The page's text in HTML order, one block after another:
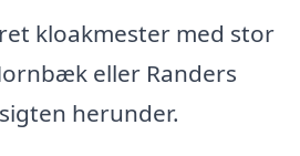
kloakmester med stor
eller Randers
herunder.